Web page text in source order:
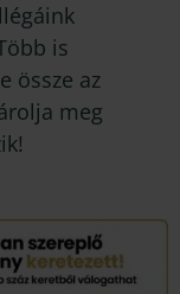
is
össze az
meg